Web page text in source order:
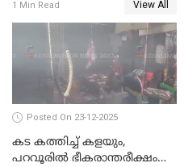
വേണ്ടിയുള്ള
പിടിവലിക്കിടയിൽ
അപ്പൂപ്പനെതിരെ പോക്സോ
കേസ് ഒടുവിൽ 4 ജീവനുകൾ
പൊലിഞ്ഞു
1 Min Read View All
Posted On 23-12-2025
കട കത്തിച്ച് കളയും,
പറവൂരില്‍ ഭീകരാന്തരീക്ഷം